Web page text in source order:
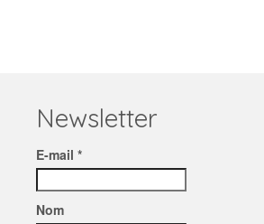
Newsletter
E-mail *
Nom